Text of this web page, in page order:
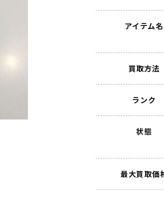
アイテム名
買取方法
ランク
状態
最大買取価